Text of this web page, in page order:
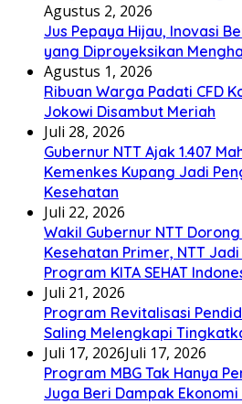
Agustus 2, 2026
Jus Pepaya Hijau, Inovasi
yang Diproyeksikan
Agustus 1, 2026
Ribuan Warga Padati CFD
Jokowi Disambut Meriah
Juli 28, 2026
Gubernur NTT Ajak 1.407
Kemenkes Kupang Jadi
Kesehatan
Juli 22, 2026
Wakil Gubernur NTT
Kesehatan Primer, NTT
Program KITA SEHAT
Juli 21, 2026
Program Revitalisasi
Saling Melengkapi
Juli 17, 2026Juli 17, 2026
Program MBG Tak Hanya
Juga Beri Dampak